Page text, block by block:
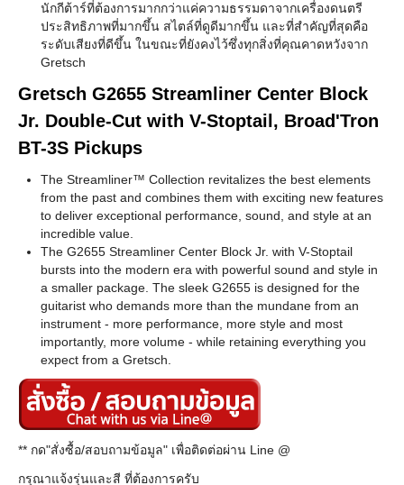
นักกีต้าร์ที่ต้องการมากกว่าแค่ความธรรมดาจากเครื่องดนตรี
ประสิทธิภาพที่มากขึ้น สไตล์ที่ดูดีมากขึ้น และที่สำคัญที่สุดคือ
ระดับเสียงที่ดีขึ้น ในขณะที่ยังคงไว้ซึ่งทุกสิ่งที่คุณคาดหวังจาก
Gretsch
Gretsch G2655 Streamliner Center Block
Jr. Double-Cut with V-Stoptail, Broad'Tron
BT-3S Pickups
The Streamliner™ Collection revitalizes the best elements
from the past and combines them with exciting new features
to deliver exceptional performance, sound, and style at an
incredible value.
The G2655 Streamliner Center Block Jr. with V-Stoptail
bursts into the modern era with powerful sound and style in
a smaller package. The sleek G2655 is designed for the
guitarist who demands more than the mundane from an
instrument - more performance, more style and most
importantly, more volume - while retaining everything you
expect from a Gretsch.
** กด"สั่งซื้อ/สอบถามข้อมูล" เพื่อติดต่อผ่าน Line @
กรุณาแจ้งรุ่นและสี ที่ต้องการครับ